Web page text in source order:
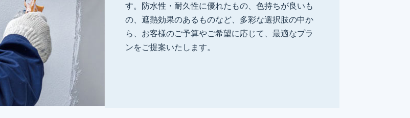
す。防水性・耐久性に優れたもの、色持ちが良いも
の、遮熱効果のあるものなど、多彩な選択肢の中か
ら、お客様のご予算やご希望に応じて、最適なプラ
ンをご提案いたします。